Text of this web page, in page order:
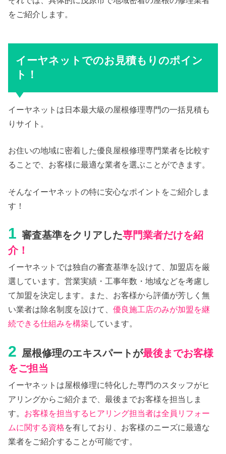
をご紹介します。
イーヤネットでのお見積もりのポイン
ト！
イーヤネットは日本最大級の屋根修理専門の一括見積も
りサイト。
お住いの地域に密着した優良屋根修理専門業者を比較す
ることで、お客様に最適な業者を選ぶことができます。
そんなイーヤネットの特に安心なポイントをご紹介しま
す！
1 審査基準をクリアした専門業者だけを紹
介！
イーヤネットでは独自の審査基準を設けて、加盟店を厳
選しています。営業実績・工事年数・地域などを考慮し
て加盟を決定します。また、お客様から評価が芳しく無
い業者は除名制度を設けて、優良施工店のみが加盟を継
続できる仕組みを構築しています。
2 屋根修理のエキスパートが最後までお客様
をご担当
イーヤネットは屋根修理に特化した専門のスタッフがヒ
アリングからご紹介まで、最後までお客様を担当しま
す。 お客様を担当するヒアリング担当者は全員リフォー
ムに関する資格を有しており、お客様のニーズに最適な
業者をご紹介することが可能です。